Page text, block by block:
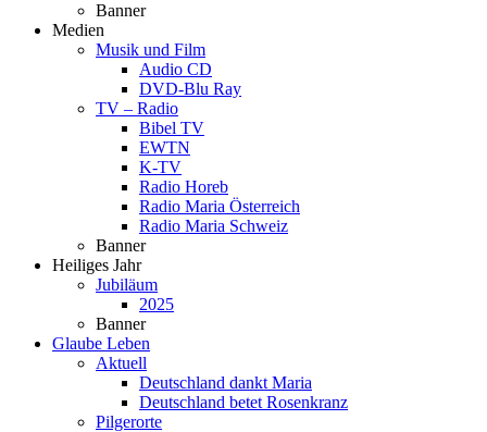
Banner
Medien
Musik und Film
Audio CD
DVD-Blu Ray
TV – Radio
Bibel TV
EWTN
K-TV
Radio Horeb
Radio Maria Österreich
Radio Maria Schweiz
Banner
Heiliges Jahr
Jubiläum
2025
Banner
Glaube Leben
Aktuell
Deutschland dankt Maria
Deutschland betet Rosenkranz
Pilgerorte